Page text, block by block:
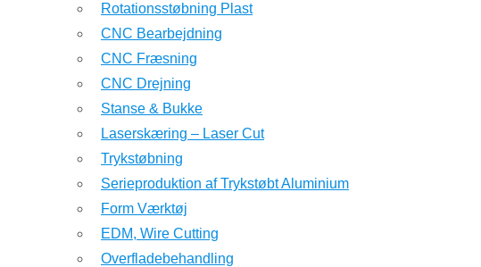
Rotationsstøbning Plast
CNC Bearbejdning
CNC Fræsning
CNC Drejning
Stanse & Bukke
Laserskæring – Laser Cut
Trykstøbning
Serieproduktion af Trykstøbt Aluminium
Form Værktøj
EDM, Wire Cutting
Overfladebehandling